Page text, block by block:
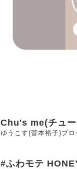
Chu's me(チュー
ゆうこす(菅本裕子)プロ
#ふわモテ